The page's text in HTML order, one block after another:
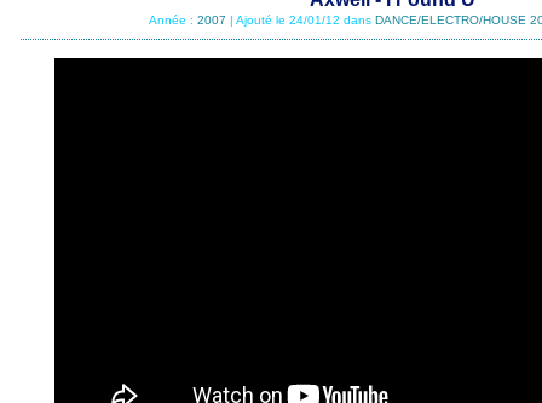
Année : 2007 | Ajouté le 24/01/12 dans DANCE/ELECTRO/HOUSE